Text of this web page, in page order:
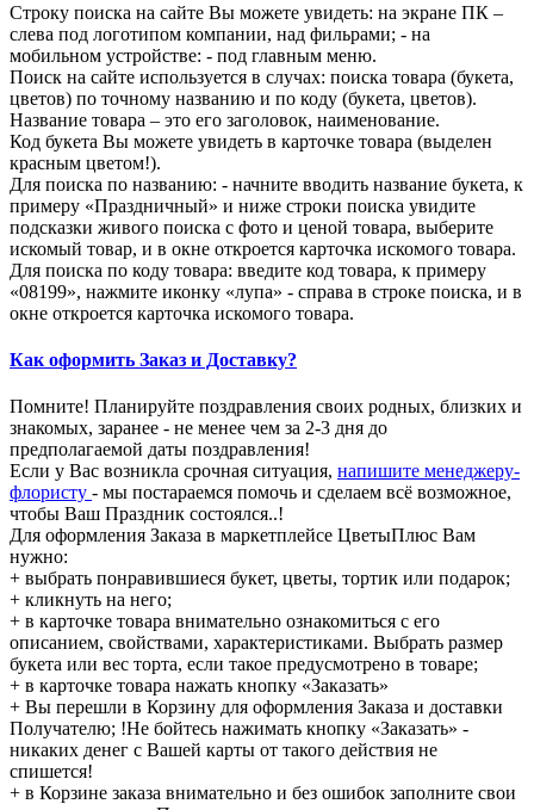
Строку поиска на сайте Вы можете увидеть: на экране ПК –
слева под логотипом компании, над фильрами; - на
мобильном устройстве: - под главным меню.
Поиск на сайте используется в случах: поиска товара (букета,
цветов) по точному названию и по коду (букета, цветов).
Название товара – это его заголовок, наименование.
Код букета Вы можете увидеть в карточке товара (выделен
красным цветом!).
Для поиска по названию: - начните вводить название букета, к
примеру «Праздничный» и ниже строки поиска увидите
подсказки живого поиска с фото и ценой товара, выберите
искомый товар, и в окне откроется карточка искомого товара.
Для поиска по коду товара: введите код товара, к примеру
«08199», нажмите иконку «лупа» - справа в строке поиска, и в
окне откроется карточка искомого товара.
Как оформить Заказ и Доставку?
Помните! Планируйте поздравления своих родных, близких и
знакомых, заранее - не менее чем за 2-3 дня до
предполагаемой даты поздравления!
Если у Вас возникла срочная ситуация, напишите менеджеру-
флористу - мы постараемся помочь и сделаем всё возможное,
чтобы Ваш Праздник состоялся..!
Для оформления Заказа в маркетплейсе ЦветыПлюс Вам
нужно:
+ выбрать понравившиеся букет, цветы, тортик или подарок;
+ кликнуть на него;
+ в карточке товара внимательно ознакомиться с его
описанием, свойствами, характеристиками. Выбрать размер
букета или вес торта, если такое предусмотрено в товаре;
+ в карточке товара нажать кнопку «Заказать»
+ Вы перешли в Корзину для оформления Заказа и доставки
Получателю; !Не бойтесь нажимать кнопку «Заказать» -
никаких денег с Вашей карты от такого действия не
спишется!
+ в Корзине заказа внимательно и без ошибок заполните свои